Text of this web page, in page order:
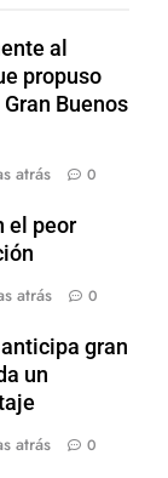
al
propuso
Buenos
atrás 0
el peor
atrás 0
gran
un
atrás 0